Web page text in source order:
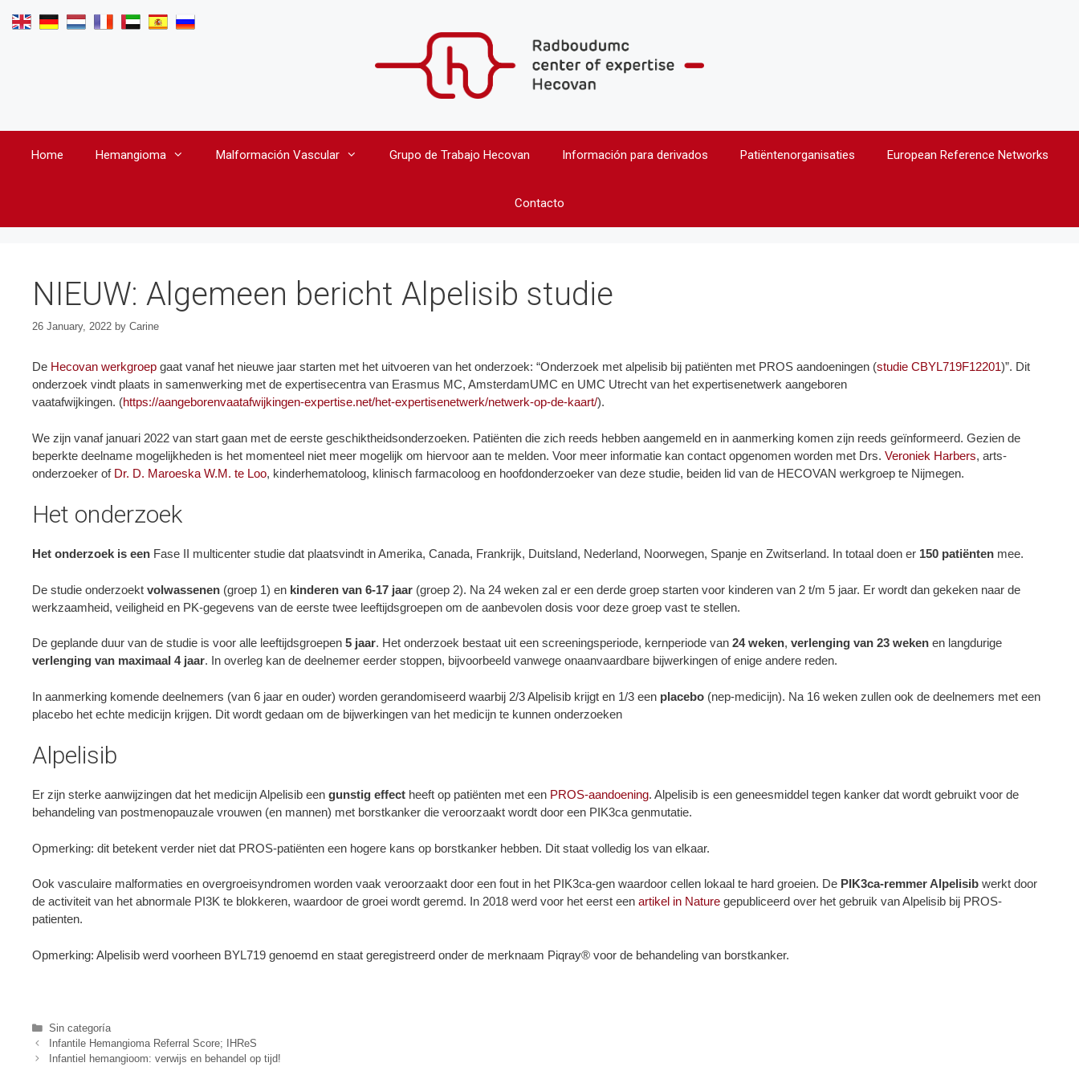
Home Hemangioma Malformación Vascular Grupo de Trabajo Hecovan Información para derivados Patiëntenorganisaties European Reference Networks
Contacto
NIEUW: Algemeen bericht Alpelisib studie
26 January, 2022 by Carine
De Hecovan werkgroep gaat vanaf het nieuwe jaar starten met het uitvoeren van het onderzoek: “Onderzoek met alpelisib bij patiënten met PROS aandoeningen (studie CBYL719F12201)”. Dit
onderzoek vindt plaats in samenwerking met de expertisecentra van Erasmus MC, AmsterdamUMC en UMC Utrecht van het expertisenetwerk aangeboren
vaatafwijkingen. (https://aangeborenvaatafwijkingen-expertise.net/het-expertisenetwerk/netwerk-op-de-kaart/).
We zijn vanaf januari 2022 van start gaan met de eerste geschiktheidsonderzoeken. Patiënten die zich reeds hebben aangemeld en in aanmerking komen zijn reeds geïnformeerd. Gezien de
beperkte deelname mogelijkheden is het momenteel niet meer mogelijk om hiervoor aan te melden. Voor meer informatie kan contact opgenomen worden met Drs. Veroniek Harbers, arts-
onderzoeker of Dr. D. Maroeska W.M. te Loo, kinderhematoloog, klinisch farmacoloog en hoofdonderzoeker van deze studie, beiden lid van de HECOVAN werkgroep te Nijmegen.
Het onderzoek
Het onderzoek is een Fase II multicenter studie dat plaatsvindt in Amerika, Canada, Frankrijk, Duitsland, Nederland, Noorwegen, Spanje en Zwitserland. In totaal doen er 150 patiënten mee.
De studie onderzoekt volwassenen (groep 1) en kinderen van 6-17 jaar (groep 2). Na 24 weken zal er een derde groep starten voor kinderen van 2 t/m 5 jaar. Er wordt dan gekeken naar de
werkzaamheid, veiligheid en PK-gegevens van de eerste twee leeftijdsgroepen om de aanbevolen dosis voor deze groep vast te stellen.
De geplande duur van de studie is voor alle leeftijdsgroepen 5 jaar. Het onderzoek bestaat uit een screeningsperiode, kernperiode van 24 weken, verlenging van 23 weken en langdurige
verlenging van maximaal 4 jaar. In overleg kan de deelnemer eerder stoppen, bijvoorbeeld vanwege onaanvaardbare bijwerkingen of enige andere reden.
In aanmerking komende deelnemers (van 6 jaar en ouder) worden gerandomiseerd waarbij 2/3 Alpelisib krijgt en 1/3 een placebo (nep-medicijn). Na 16 weken zullen ook de deelnemers met een
placebo het echte medicijn krijgen. Dit wordt gedaan om de bijwerkingen van het medicijn te kunnen onderzoeken
Alpelisib
Er zijn sterke aanwijzingen dat het medicijn Alpelisib een gunstig effect heeft op patiënten met een PROS-aandoening. Alpelisib is een geneesmiddel tegen kanker dat wordt gebruikt voor de
behandeling van postmenopauzale vrouwen (en mannen) met borstkanker die veroorzaakt wordt door een PIK3ca genmutatie.
Opmerking: dit betekent verder niet dat PROS-patiënten een hogere kans op borstkanker hebben. Dit staat volledig los van elkaar.
Ook vasculaire malformaties en overgroeisyndromen worden vaak veroorzaakt door een fout in het PIK3ca-gen waardoor cellen lokaal te hard groeien. De PIK3ca-remmer Alpelisib werkt door
de activiteit van het abnormale PI3K te blokkeren, waardoor de groei wordt geremd. In 2018 werd voor het eerst een artikel in Nature gepubliceerd over het gebruik van Alpelisib bij PROS-
patienten.
Opmerking: Alpelisib werd voorheen BYL719 genoemd en staat geregistreerd onder de merknaam Piqray® voor de behandeling van borstkanker.
Categories
Sin categoría
Infantile Hemangioma Referral Score; IHReS
Infantiel hemangioom: verwijs en behandel op tijd!